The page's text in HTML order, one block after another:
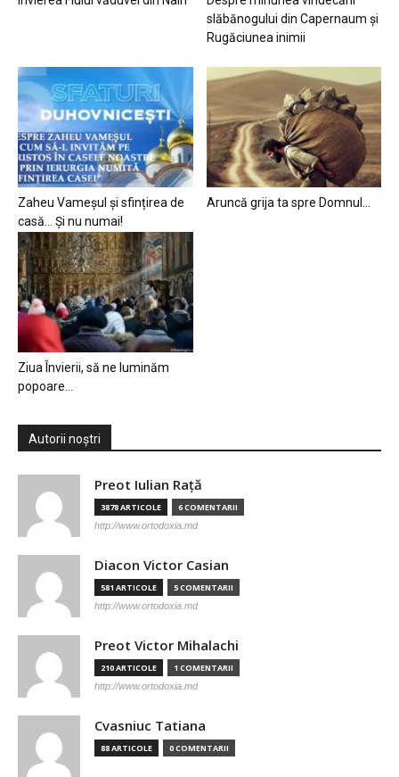
slăbănogului din Capernaum și
Rugăciunea inimii
Zaheu Vameșul și sfințirea de
casă… Și nu numai!
Aruncă grija ta spre Domnul…
Ziua Învierii, să ne luminăm
popoare…
Autorii noștri
Preot Iulian Raţă
3878 ARTICOLE 6 COMENTARII
http://www.ortodoxia.md
Diacon Victor Casian
581 ARTICOLE 5 COMENTARII
http://www.ortodoxia.md
Preot Victor Mihalachi
210 ARTICOLE 1 COMENTARII
http://www.ortodoxia.md
Cvasniuc Tatiana
88 ARTICOLE 0 COMENTARII